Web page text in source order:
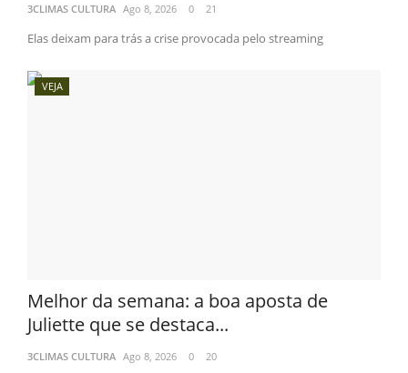
3CLIMAS CULTURA Ago 8, 2026 0 21
Elas deixam para trás a crise provocada pelo streaming
VEJA
Melhor da semana: a boa aposta de
Juliette que se destaca...
3CLIMAS CULTURA Ago 8, 2026 0 20